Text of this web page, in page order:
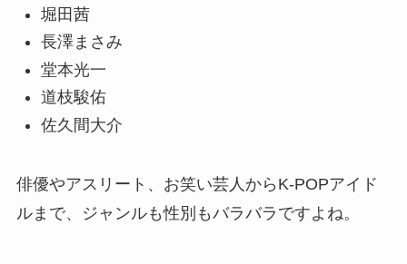
堀田茜
長澤まさみ
堂本光一
道枝駿佑
佐久間大介
俳優やアスリート、お笑い芸人からK-POPアイド
ルまで、ジャンルも性別もバラバラですよね。